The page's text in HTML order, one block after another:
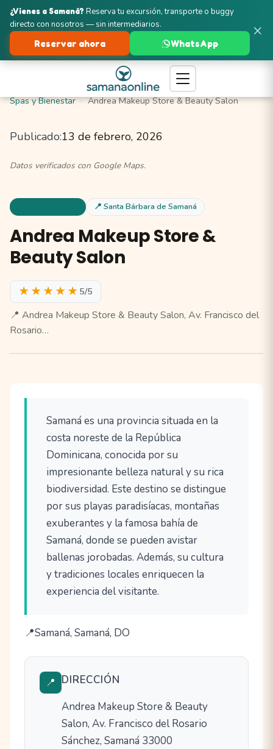
Turismo en Samaná
Santa Bárbara de Samaná
Spas y Bienestar
Andrea Makeup Store & Beauty Salon
Publicado:13 de febrero, 2026
Datos verificados con Google Maps.
📍 Santa Bárbara de Samaná
Andrea Makeup Store &
Beauty Salon
★★★★★ 5/5
📍 Andrea Makeup Store & Beauty Salon, Av. Francisco del
Rosario…
Samaná es una provincia situada en la
costa noreste de la República
Dominicana, conocida por su
impresionante belleza natural y su rica
biodiversidad. Este destino se distingue
por sus playas paradisíacas, montañas
exuberantes y la famosa bahía de
Samaná, donde se pueden avistar
ballenas jorobadas. Además, su cultura
y tradiciones locales enriquecen la
experiencia del visitante.
Samaná, Samaná, DO
📍 DIRECCIÓN
Andrea Makeup Store & Beauty
Salon, Av. Francisco del Rosario
Sánchez, Samaná 33000
×
¿Vienes a Samaná? Reserva tu excursión, transporte o buggy
directo con nosotros — sin intermediarios.
Reservar ahora WhatsApp